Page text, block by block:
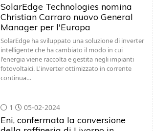
SolarEdge Technologies nomina
Christian Carraro nuovo General
Manager per l'Europa
SolarEdge ha sviluppato una soluzione di inverter
intelligente che ha cambiato il modo in cui
l'energia viene raccolta e gestita negli impianti
fotovoltaici. L'inverter ottimizzato in corrente
continua…
1 05-02-2024
Eni, confermata la conversione